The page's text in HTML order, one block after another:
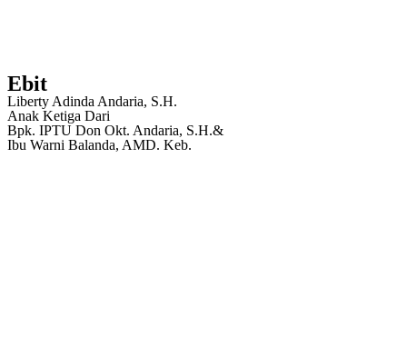
Ebit
Liberty Adinda Andaria, S.H.
Anak Ketiga Dari
Bpk. IPTU Don Okt. Andaria, S.H.&
Ibu Warni Balanda, AMD. Keb.